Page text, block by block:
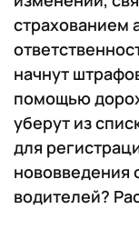
страхованием
начнут
помощью
уберут из
для
нововведения
водителей?